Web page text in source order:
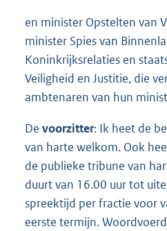
en minister Opstelten van
minister Spies van
Koninkrijksrelaties en
Veiligheid en Justitie, die
ambtenaren van hun
De voorzitter: Ik heet de
van harte welkom. Ook
de publieke tribune van
duurt van 16.00 uur tot
spreektijd per fractie voor
eerste termijn.